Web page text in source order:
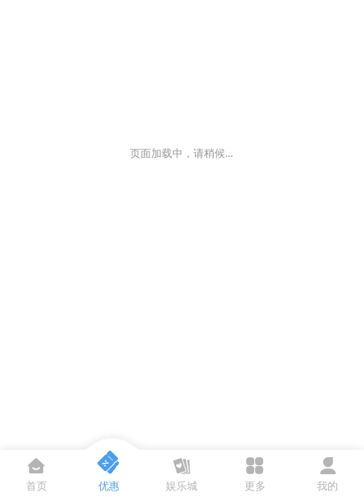
首页 优惠 娱乐城 更多 我的